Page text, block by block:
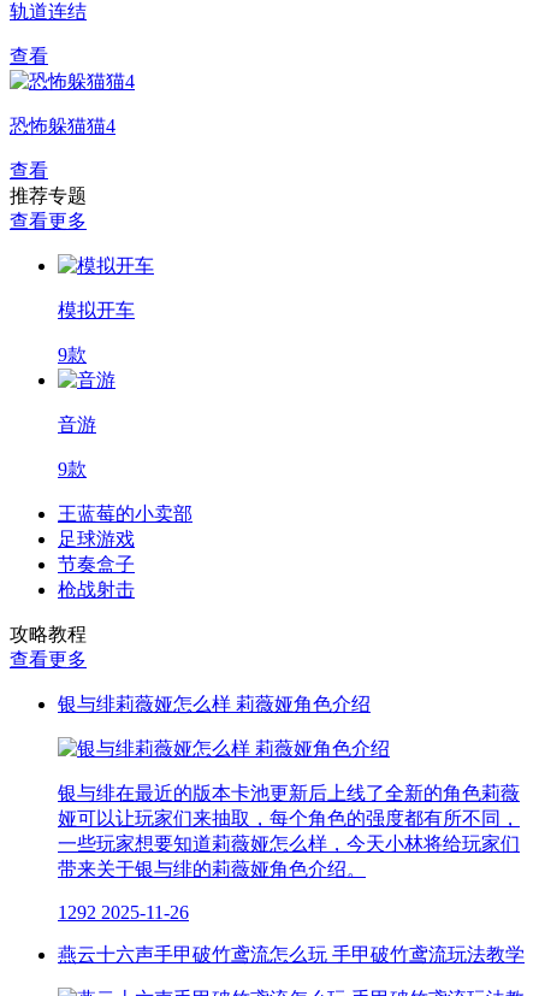
轨道连结
查看
恐怖躲猫猫4
查看
推荐专题
查看更多
模拟开车
9款
音游
9款
王蓝莓的小卖部
足球游戏
节奏盒子
枪战射击
攻略教程
查看更多
银与绯莉薇娅怎么样 莉薇娅角色介绍
银与绯在最近的版本卡池更新后上线了全新的角色莉薇
娅可以让玩家们来抽取，每个角色的强度都有所不同，
一些玩家想要知道莉薇娅怎么样，今天小林将给玩家们
带来关于银与绯的莉薇娅角色介绍。
1292 2025-11-26
燕云十六声手甲破竹鸢流怎么玩 手甲破竹鸢流玩法教学